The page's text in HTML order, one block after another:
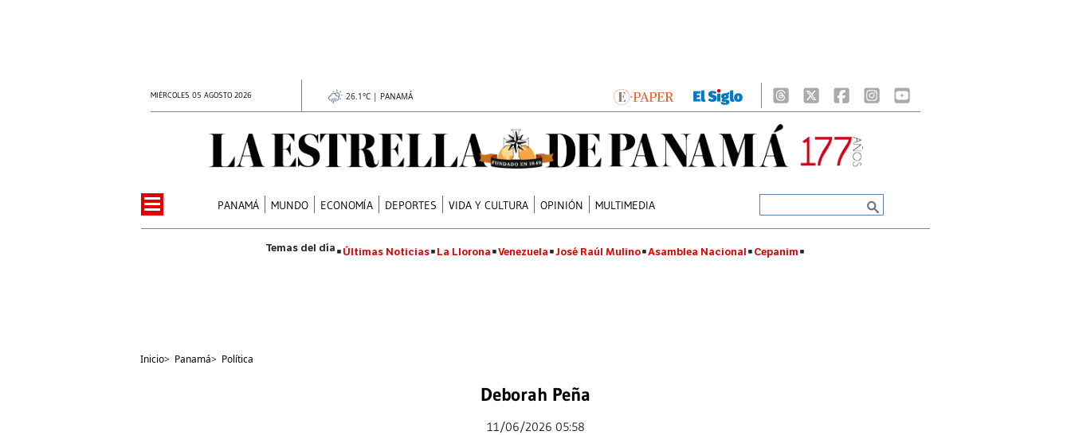
MIÉRCOLES 05 AGOSTO 2026 26.1°C | PANAMÁ
PANAMÁ MUNDO ECONOMÍA DEPORTES VIDA Y CULTURA OPINIÓN MULTIMEDIA
Últimas Noticias La Llorona Venezuela José Raúl Mulino Asamblea Nacional Cepanim
Inicio> Panamá> Política
Deborah Peña
11/06/2026 05:58